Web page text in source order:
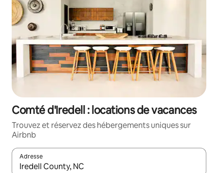
Comté d'Iredell : locations de vacances
Trouvez et réservez des hébergements uniques sur
Airbnb
Adresse
Lorsque les résultats s'affichent, utilisez les flèches vers le